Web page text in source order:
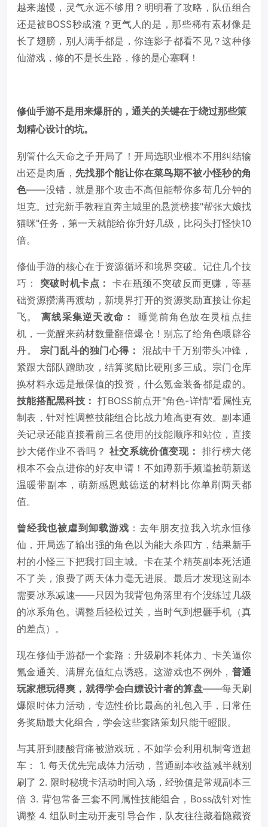
越来越慢，灵气永远不够用？明明看了攻略，队伍组合
还是被BOSS秒成渣？更气人的是，那些稀有素材像是
长了翅膀，别人满手都是，你连影子都看不见？这种修
仙游戏，修的不是长生路，修的是心塞啊！
修仙手游不是用来爆肝的，通关的关键在于绕过那些策
划精心设计的坑。
别管什么天命之子开局了！开局选职业根本不用纠结输
出还是肉盾， 先找那个能让你在菜鸟期不被小怪秒的角
色——没错，就是那个攻击不高但能帮你多苟几分钟的
坦克。过完新手教程直奔主城里的悬赏榜接"帮张大娘找
猫咪"任务，第一天就能给你升好几级，比闷头打怪快10
倍。
修仙手游的核心在于资源循环和境界突破。记住几个技
巧： 突破时机卡点： 卡在瓶颈不突破反而更赚，等基
础资源攒满再渡劫，新境界打开的资源奖励直接让你起
飞。 离线采集逆天改命：
睡觉前角色放在灵植点挂
机，一觉醒来药材数量翻倍爆仓！别忘了给角色喂辟谷
丹。 宗门乱斗的独门心得： 混战中千万别带头冲锋，
紧跟大部队蹭助攻，结算奖励比硬刚多三成。宗门仓库
换材料永远是最保值的投资，什么氪金装备都是虚的。
技能搭配黑科技： 打BOSS前点开"角色-详情"看属性克
制表，针对性调整技能组合比战力堆高更有效。副本通
关记录还能直接看前三名使用的技能顺序和站位，直接
抄大佬作业不香吗？ 社交系统价值变现： 排行榜大佬
根本不会点进你的好友申请！不如蹲新手频道捡萌新送
温暖带副本，萌新感恩戴德送的材料比你单刷两天都
值。
曾经我也被虐到卸载游戏 ：去年朋友拉我入坑永恒修
仙，开局选了输出强的角色以为能大杀四方，结果新手
村的小怪三下把我打回主城。卡在某个精英副本死活通
不了关，浪费了两天体力毫无进展。最后才发现这副本
需要冰系减速——只因为我背包角落里有个没练过几级
的冰系角色。调整后轻松过关，当时气到想砸手机（真
的差点）。
现在修仙手游都一个套路：升级刷本耗体力、卡关逼你
氪金通关、满屏充值红点诱惑。这游戏也不例外， 普通
玩家想玩得爽，就得学会白嫖设计者的算盘——每天刷
爆限时体力活动，专选性价比最高的礼包入手，日常任
务奖励最大化组合，学会这些套路策划只能干瞪眼。
与其肝到腰酸背痛被游戏玩，不如学会利用机制弯道超
车： 1. 每天优先完成体力活动，普通副本收益减半就别
刷了 2. 限时秘境卡活动时间入场，经验值是常规副本三
倍 3. 背包常备三套不同属性技能组合，Boss战针对性
调整 4. 组队时主动开麦引导合作，队友往往藏着隐藏资